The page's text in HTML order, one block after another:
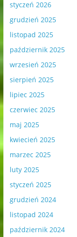
styczeń 2026
grudzień 2025
listopad 2025
październik 2025
wrzesień 2025
sierpień 2025
lipiec 2025
czerwiec 2025
maj 2025
kwiecień 2025
marzec 2025
luty 2025
styczeń 2025
grudzień 2024
listopad 2024
październik 2024